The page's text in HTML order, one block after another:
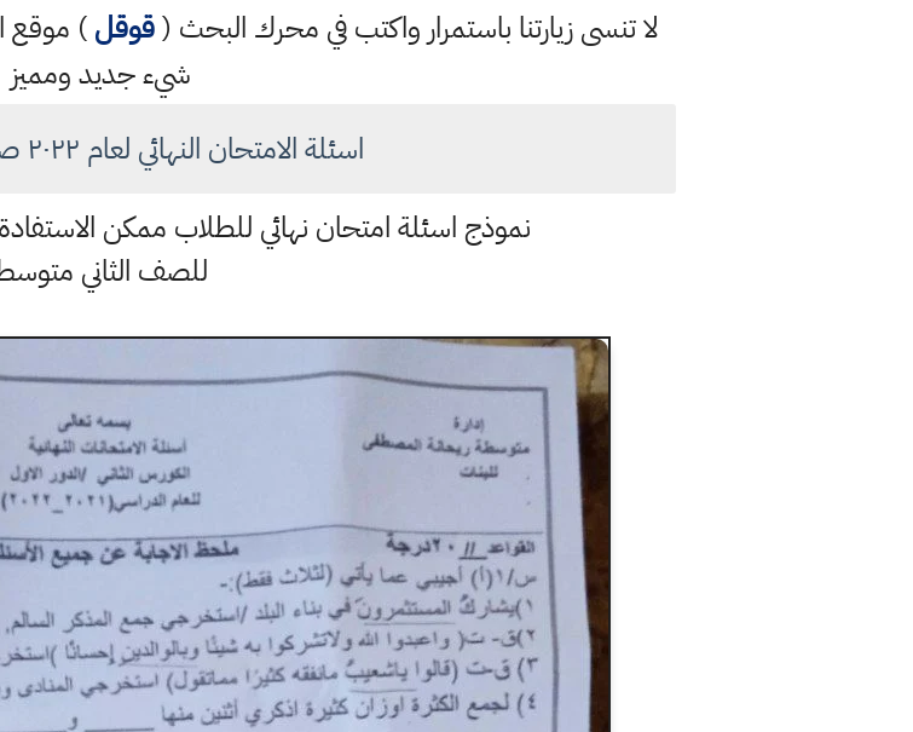
لا تنسى زيارتنا باستمرار واكتب في محرك البحث (قوقل) موقع
شيء جديد ومميز
اسئلة الامتحان النهائي لعام ٢٠٢٢ صف ثاني متوسط
نموذج اسئلة امتحان نهائي للطلاب ممكن
للصف الثاني